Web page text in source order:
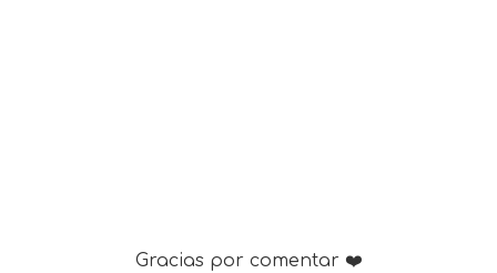
Gracias por comentar ❤️